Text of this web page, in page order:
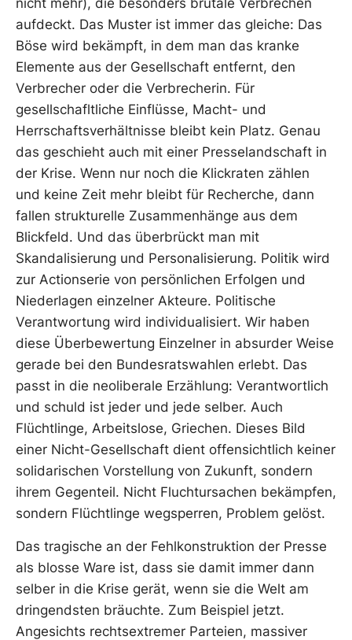
nicht mehr), die besonders brutale Verbrechen
aufdeckt. Das Muster ist immer das gleiche: Das
Böse wird bekämpft, in dem man das kranke
Elemente aus der Gesellschaft entfernt, den
Verbrecher oder die Verbrecherin. Für
gesellschafltliche Einflüsse, Macht- und
Herrschaftsverhältnisse bleibt kein Platz. Genau
das geschieht auch mit einer Presselandschaft in
der Krise. Wenn nur noch die Klickraten zählen
und keine Zeit mehr bleibt für Recherche, dann
fallen strukturelle Zusammenhänge aus dem
Blickfeld. Und das überbrückt man mit
Skandalisierung und Personalisierung. Politik wird
zur Actionserie von persönlichen Erfolgen und
Niederlagen einzelner Akteure. Politische
Verantwortung wird individualisiert. Wir haben
diese Überbewertung Einzelner in absurder Weise
gerade bei den Bundesratswahlen erlebt. Das
passt in die neoliberale Erzählung: Verantwortlich
und schuld ist jeder und jede selber. Auch
Flüchtlinge, Arbeitslose, Griechen. Dieses Bild
einer Nicht-Gesellschaft dient offensichtlich keiner
solidarischen Vorstellung von Zukunft, sondern
ihrem Gegenteil. Nicht Fluchtursachen bekämpfen,
sondern Flüchtlinge wegsperren, Problem gelöst.
Das tragische an der Fehlkonstruktion der Presse
als blosse Ware ist, dass sie damit immer dann
selber in die Krise gerät, wenn sie die Welt am
dringendsten bräuchte. Zum Beispiel jetzt.
Angesichts rechtsextremer Parteien, massiver